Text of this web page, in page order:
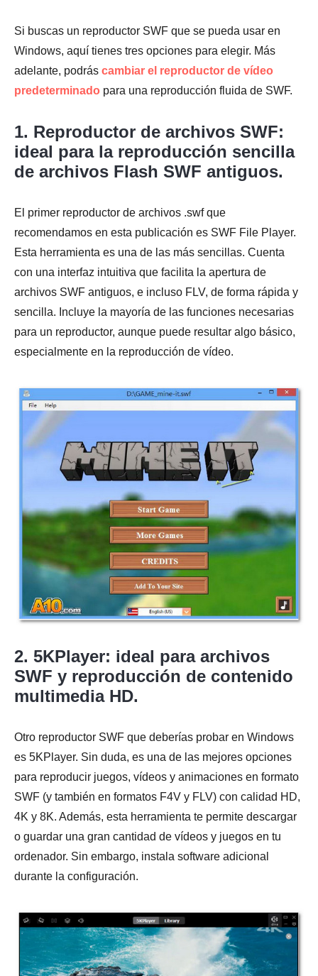
Si buscas un reproductor SWF que se pueda usar en
Windows, aquí tienes tres opciones para elegir. Más
adelante, podrás cambiar el reproductor de vídeo
predeterminado para una reproducción fluida de SWF.
1. Reproductor de archivos SWF:
ideal para la reproducción sencilla
de archivos Flash SWF antiguos.
El primer reproductor de archivos .swf que
recomendamos en esta publicación es SWF File Player.
Esta herramienta es una de las más sencillas. Cuenta
con una interfaz intuitiva que facilita la apertura de
archivos SWF antiguos, e incluso FLV, de forma rápida y
sencilla. Incluye la mayoría de las funciones necesarias
para un reproductor, aunque puede resultar algo básico,
especialmente en la reproducción de vídeo.
2. 5KPlayer: ideal para archivos
SWF y reproducción de contenido
multimedia HD.
Otro reproductor SWF que deberías probar en Windows
es 5KPlayer. Sin duda, es una de las mejores opciones
para reproducir juegos, vídeos y animaciones en formato
SWF (y también en formatos F4V y FLV) con calidad HD,
4K y 8K. Además, esta herramienta te permite descargar
o guardar una gran cantidad de vídeos y juegos en tu
ordenador. Sin embargo, instala software adicional
durante la configuración.